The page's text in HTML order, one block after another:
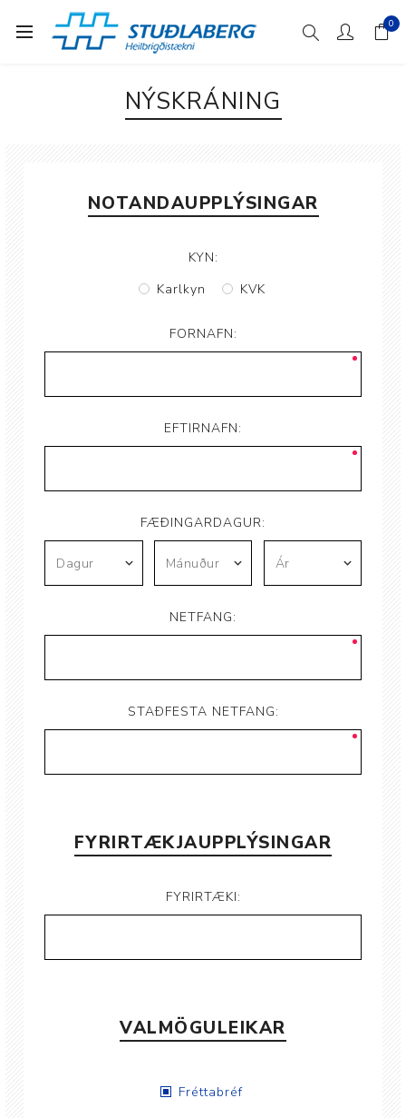
0
NÝSKRÁNING
NOTANDAUPPLÝSINGAR
KYN:
Karlkyn
KVK
FORNAFN:
EFTIRNAFN:
FÆÐINGARDAGUR:
NETFANG:
STAÐFESTA NETFANG:
FYRIRTÆKJAUPPLÝSINGAR
FYRIRTÆKI:
VALMÖGULEIKAR
Fréttabréf